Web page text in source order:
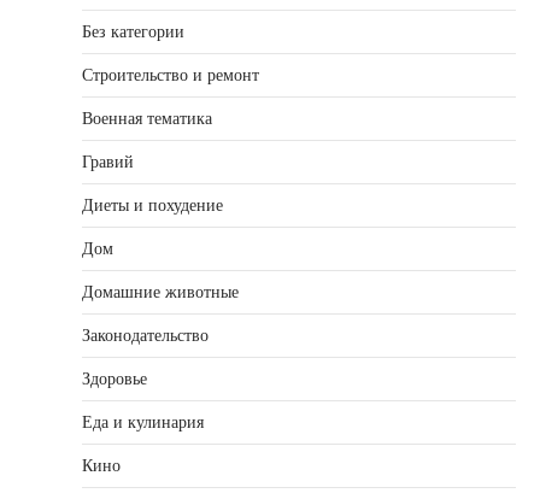
Без категории
Строительство и ремонт
Военная тематика
Гравий
Диеты и похудение
Дом
Домашние животные
Законодательство
Здоровье
Еда и кулинария
Кино